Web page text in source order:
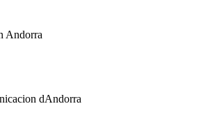
Andorra
dAndorra